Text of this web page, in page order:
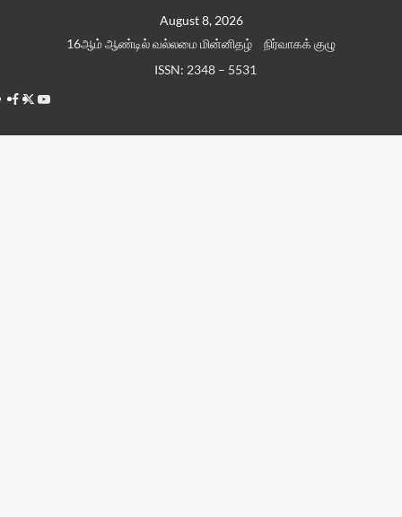
August 8, 2026
16ஆம் ஆண்டில் வல்லமை மின்னிதழ்
நிர்வாகக் குழு
ISSN: 2348 – 5531
Facebook
TwitterYoutube